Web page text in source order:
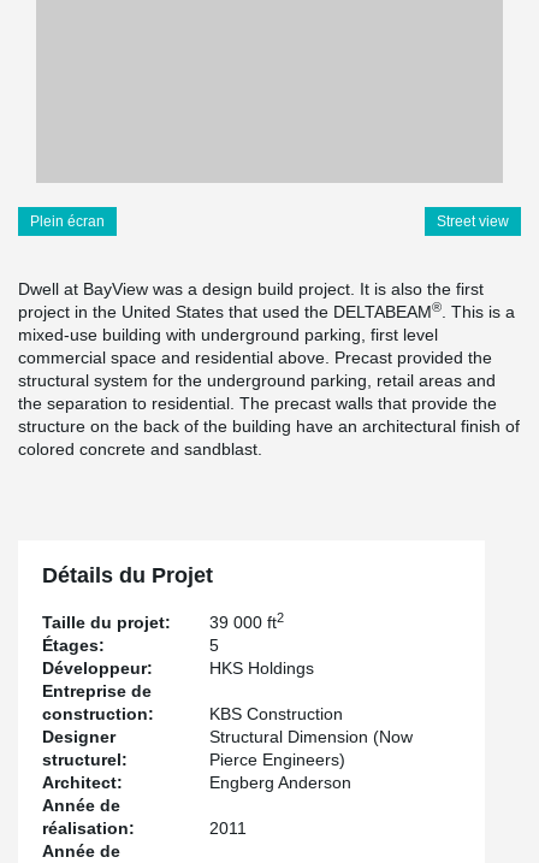
Plein écran Street view
Dwell at BayView was a design build project. It is also the first
project in the United States that used the DELTABEAM®
. This is a
mixed-use building with underground parking, first level
commercial space and residential above. Precast provided the
structural system for the underground parking, retail areas and
the separation to residential. The precast walls that provide the
structure on the back of the building have an architectural finish of
colored concrete and sandblast.
Détails du Projet
Taille du projet: 39 000 ft2
Étages:
5
Développeur:
HKS Holdings
Entreprise de
construction:
KBS Construction
Designer
structurel:
Structural Dimension (Now
Pierce Engineers)
Architect:
Engberg Anderson
Année de
réalisation:
2011
Année de